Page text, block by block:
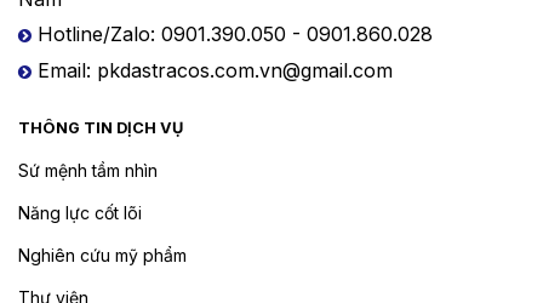
Hotline/Zalo: 0901.390.050 - 0901.860.028
Email: pkdastracos.com.vn@gmail.com
THÔNG TIN DỊCH VỤ
Sứ mệnh tầm nhìn
Năng lực cốt lõi
Nghiên cứu mỹ phẩm
Thư viện